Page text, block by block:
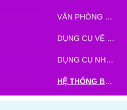
VĂN PHÒNG PHẨM
DỤNG CỤ VỆ SINH
DỤNG CỤ NHÀ BẾP
HỆ THỐNG BHX - TGDĐ ĐẶT HÀNG TẠI ĐÂY